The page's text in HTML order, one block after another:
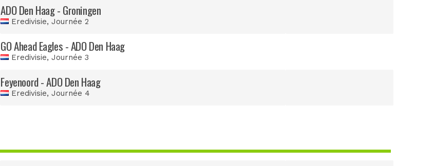
ADO Den Haag - Groningen
Eredivisie, Journée 2
GO Ahead Eagles - ADO Den Haag
Eredivisie, Journée 3
Feyenoord - ADO Den Haag
Eredivisie, Journée 4